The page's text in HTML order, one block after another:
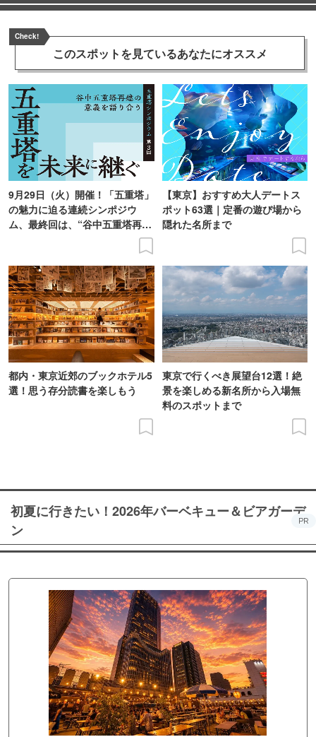
Check!
このスポットを見ているあなたにオススメ
9月29日（火）開催！「五重塔」
の魅力に迫る連続シンポジウ
ム、最終回は、“谷中五重塔再建
【東京】おすすめ大人デートス
ポット63選｜定番の遊び場から
隠れた名所まで
都内・東京近郊のブックホテル5
選！思う存分読書を楽しもう
東京で行くべき展望台12選！絶
景を楽しめる新名所から入場無
料のスポットまで
初夏に行きたい！2026年バーベキュー＆ビアガーデ
ン
PR